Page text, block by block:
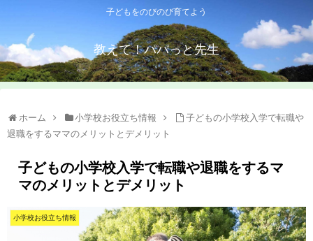
子どもをのびのび育てよう
教えて！パパっと先生
ホーム 小学校お役立ち情報
子どもの小学校入学で転職や
退職をするママのメリットとデメリット
子どもの小学校入学で転職や退職をするマ
マのメリットとデメリット
小学校お役立ち情報